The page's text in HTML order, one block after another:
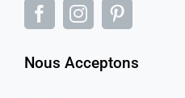
Nous Acceptons